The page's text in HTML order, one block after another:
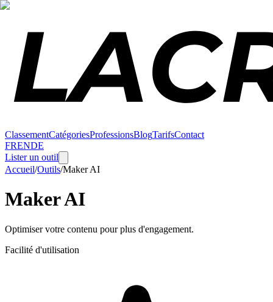
ClassementCatégoriesProfessionsBlogTarifsContact
FRENDE
Lister un outil
Accueil/Outils/Maker AI
Maker AI
Optimiser votre contenu pour plus d'engagement.
Facilité d'utilisation